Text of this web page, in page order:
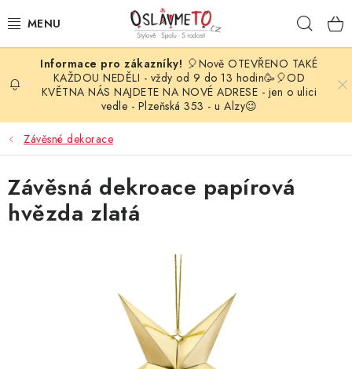
na
OSLAVA NAROZENIN
STYLOVÁ PARTY
DEKORACE A VÝZDOBA
BALÓNKY
SVATEBNÍ DOPLŇKY
BARVY NA OBLIČEJ A VLASY
🎈Nově OTEVŘENO TAKÉ
KAŽDOU NEDĚLI - vždy od 9 do 13 hodin🥳🎈OD
KVĚTNA NÁS NAJDETE NA NOVÉ ADRESE - jen o ulici
vedle - Plzeňská 353 - u Alzy😉
Závěsné dekorace
Závěsná dekroace papírová
hvězda zlatá